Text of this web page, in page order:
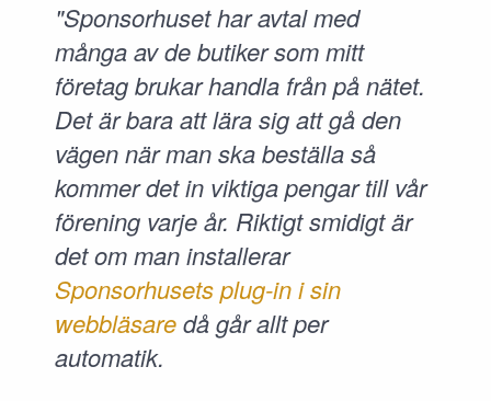
"Sponsorhuset har avtal med
många av de butiker som mitt
företag brukar handla från på nätet.
Det är bara att lära sig att gå den
vägen när man ska beställa så
kommer det in viktiga pengar till vår
förening varje år. Riktigt smidigt är
det om man installerar
Sponsorhusets plug-in i sin
webbläsaredå går allt per
automatik.